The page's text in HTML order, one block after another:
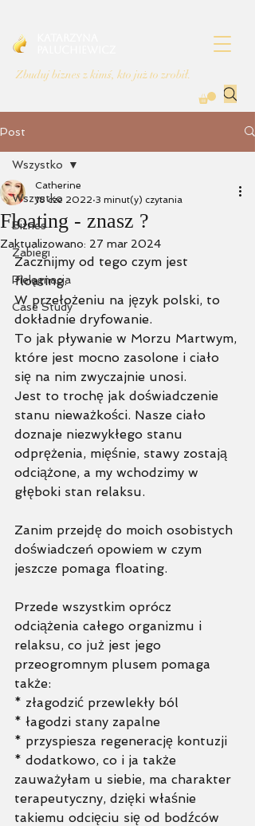
Zbuduj biznes z kimś, kto już to zrobił.
Post
Wszystko
Biznes
Zabiegi
Pielęgnacja
Case Study
Wszystko
Floating - znasz ?
Catherine
18 cze 2022 3 minut(y) czytania
Zaktualizowano: 27 mar 2024
Zacznijmy od tego czym jest
floating.
W przełożeniu na język polski, to
dokładnie dryfowanie.
To jak pływanie w Morzu Martwym,
które jest mocno zasolone i ciało
się na nim zwyczajnie unosi.
Jest to trochę jak doświadczenie
stanu nieważkości. Nasze ciało
doznaje niezwykłego stanu
odprężenia, mięśnie, stawy zostają
odciążone, a my wchodzimy w
głęboki stan relaksu.
Zanim przejdę do moich osobistych
doświadczeń opowiem w czym
jeszcze pomaga floating.
Przede wszystkim oprócz
odciążenia całego organizmu i
relaksu, co już jest jego
przeogromnym plusem pomaga
także:
* złagodzić przewlekły ból
* łagodzi stany zapalne
* przyspiesza regenerację kontuzji
* dodatkowo, co i ja także
zauważyłam u siebie, ma charakter
terapeutyczny, dzięki właśnie
takiemu odcięciu się od bodźców